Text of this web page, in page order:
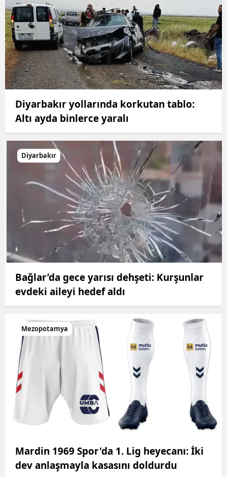
Diyarbakır yollarında korkutan tablo:
Altı ayda binlerce yaralı
Diyarbakır
Bağlar’da gece yarısı dehşeti: Kurşunlar
evdeki aileyi hedef aldı
Mezopotamya
Mardin 1969 Spor'da 1. Lig heyecanı: İki
dev anlaşmayla kasasını doldurdu